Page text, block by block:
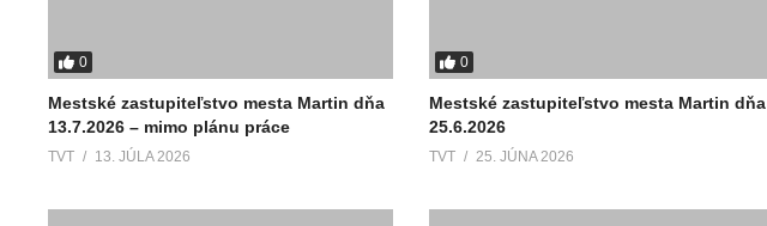
0
Mestské zastupiteľstvo mesta Martin dňa
13.7.2026 – mimo plánu práce
TVT 13. JÚLA 2026
0
Mestské zastupiteľstvo mesta Martin dňa
25.6.2026
TVT 25. JÚNA 2026